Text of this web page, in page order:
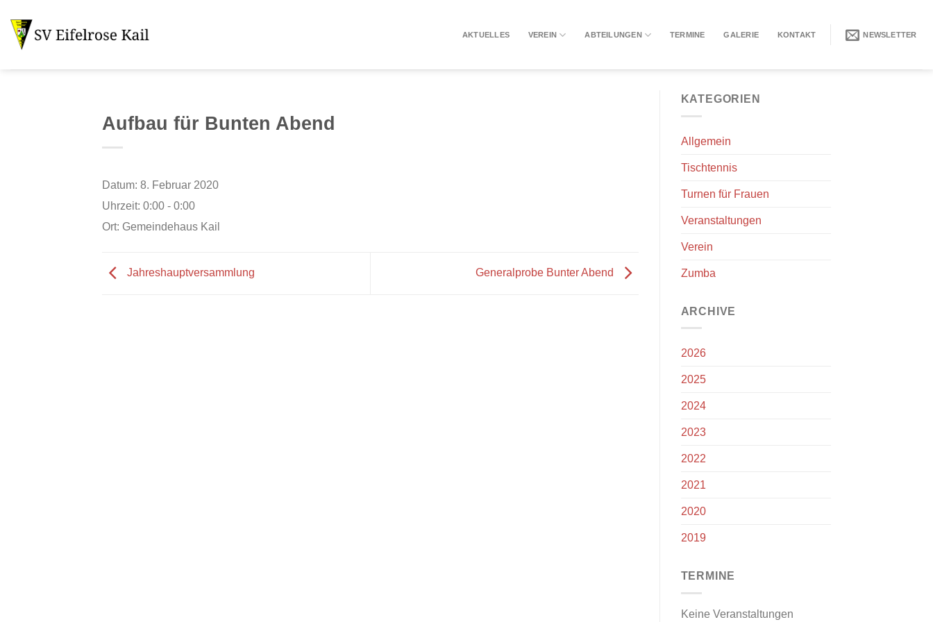
Inhalt
springen
AKTUELLES VEREIN ABTEILUNGEN TERMINE GALERIE KONTAKT NEWSLETTER
Aufbau für Bunten Abend
Datum: 8. Februar 2020
Uhrzeit: 0:00 - 0:00
Ort: Gemeindehaus Kail
Jahreshauptversammlung Generalprobe Bunter Abend
KATEGORIEN
Allgemein
Tischtennis
Turnen für Frauen
Veranstaltungen
Verein
Zumba
ARCHIVE
2026
2025
2024
2023
2022
2021
2020
2019
TERMINE
Keine Veranstaltungen